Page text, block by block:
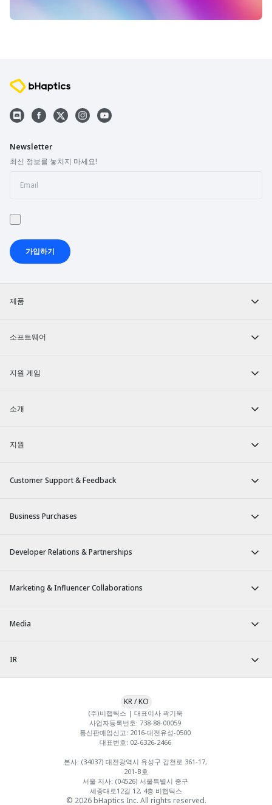
제품
소프트웨어
지원 게임
소개
지원
Customer Support & Feedback
Business Purchases
Developer Relations & Partnerships
Marketing & Influencer Collaborations
Media
IR
Newsletter
최신 정보를 놓치지 마세요!
가입하기
© 2026 bHaptics Inc. All rights reserved.
(주)비햅틱스 | 대표이사 곽기욱
사업자등록번호: 738-88-00059
통신판매업신고: 2016-대전유성-0500
대표번호: 02-6326-2466
본사: (34037) 대전광역시 유성구 갑천로 361-17,
201-B호
서울 지사: (04526) 서울특별시 중구
세종대로12길 12, 4층 비햅틱스
KR/KO